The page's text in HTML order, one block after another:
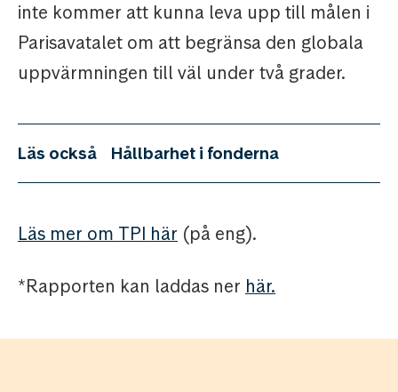
inte kommer att kunna leva upp till målen i
Parisavatalet om att begränsa den globala
uppvärmningen till väl under två grader.
Läs också Hållbarhet i fonderna
Läs mer om TPI här (på eng).
*Rapporten kan laddas ner här.